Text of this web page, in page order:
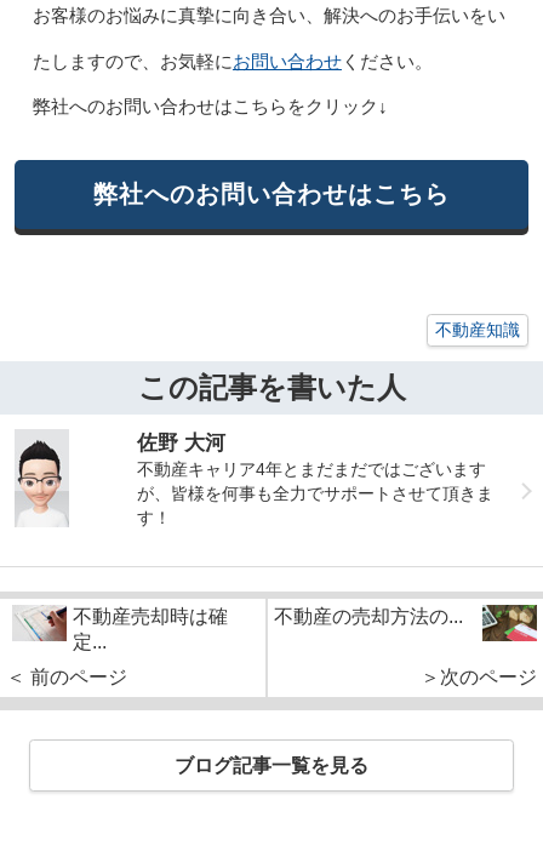
お客様のお悩みに真摯に向き合い、解決へのお手伝いをい
たしますので、お気軽にお問い合わせください。
弊社へのお問い合わせはこちらをクリック↓
弊社へのお問い合わせはこちら
不動産知識
この記事を書いた人
佐野 大河
不動産キャリア4年とまだまだではございます
が、皆様を何事も全力でサポートさせて頂きま
す！
不動産売却時は確
定...
＜ 前のページ
不動産の売却方法の...
＞次のページ
ブログ記事一覧を見る